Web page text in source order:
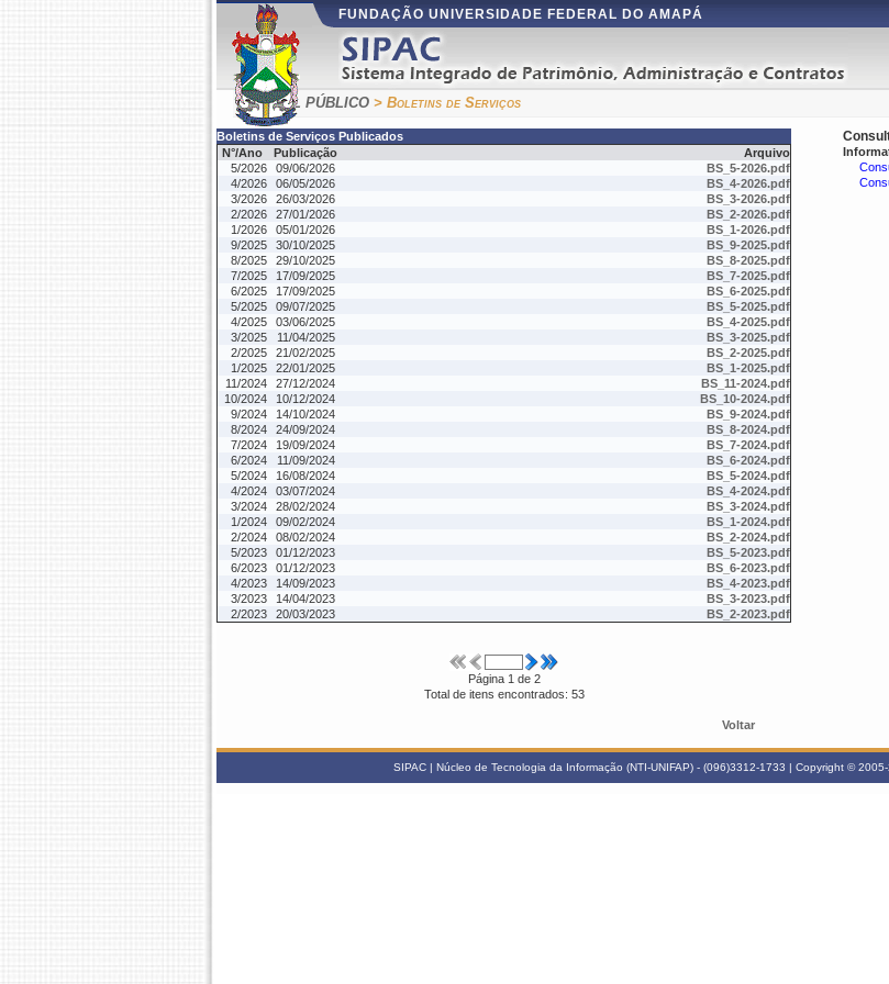
FUNDAÇÃO UNIVERSIDADE FEDERAL DO AMAPÁ
PORTAL PÚBLICO > Boletins de Serviços
Boletins de Serviços Publicados
N°/Ano
Publicação
Arquivo
5/2026
09/06/2026
BS_5-2026.pdf
4/2026
06/05/2026
BS_4-2026.pdf
3/2026
26/03/2026
BS_3-2026.pdf
2/2026
27/01/2026
BS_2-2026.pdf
1/2026
05/01/2026
BS_1-2026.pdf
9/2025
30/10/2025
BS_9-2025.pdf
8/2025
29/10/2025
BS_8-2025.pdf
7/2025
17/09/2025
BS_7-2025.pdf
6/2025
17/09/2025
BS_6-2025.pdf
5/2025
09/07/2025
BS_5-2025.pdf
4/2025
03/06/2025
BS_4-2025.pdf
3/2025
11/04/2025
BS_3-2025.pdf
2/2025
21/02/2025
BS_2-2025.pdf
1/2025
22/01/2025
BS_1-2025.pdf
11/2024
27/12/2024
BS_11-2024.pdf
10/2024
10/12/2024
BS_10-2024.pdf
9/2024
14/10/2024
BS_9-2024.pdf
8/2024
24/09/2024
BS_8-2024.pdf
7/2024
19/09/2024
BS_7-2024.pdf
6/2024
11/09/2024
BS_6-2024.pdf
5/2024
16/08/2024
BS_5-2024.pdf
4/2024
03/07/2024
BS_4-2024.pdf
3/2024
28/02/2024
BS_3-2024.pdf
1/2024
09/02/2024
BS_1-2024.pdf
2/2024
08/02/2024
BS_2-2024.pdf
5/2023
01/12/2023
BS_5-2023.pdf
6/2023
01/12/2023
BS_6-2023.pdf
4/2023
14/09/2023
BS_4-2023.pdf
3/2023
14/04/2023
BS_3-2023.pdf
2/2023
20/03/2023 BS_2-2023.pdf
Página 1 de 2
Total de itens encontrados: 53
Voltar
SIPAC | Núcleo de Tecnologia da Informação (NTI-UNIFAP) - (096)3312-1733 | Copyright ©